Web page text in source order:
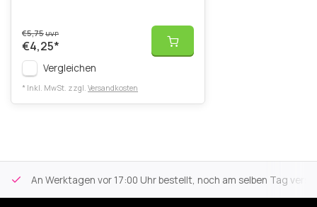
€5,75UVP
€4,25*
Vergleichen
* Inkl. MwSt. zzgl. Versandkosten
An Werktagen vor 17:00 Uhr bestellt, noch am selben Tag